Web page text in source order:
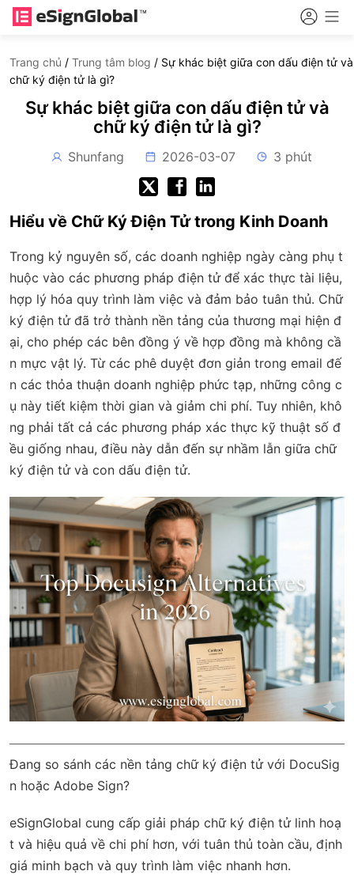
Trang chủ / Trung tâm blog / Sự khác biệt giữa con dấu điện tử và
chữ ký điện tử là gì?
Sự khác biệt giữa con dấu điện tử và
chữ ký điện tử là gì?
Shunfang 2026-03-07 3 phút
Hiểu về Chữ Ký Điện Tử trong Kinh Doanh
Trong kỷ nguyên số, các doanh nghiệp ngày càng phụ t
huộc vào các phương pháp điện tử để xác thực tài liệu,
hợp lý hóa quy trình làm việc và đảm bảo tuân thủ. Chữ
ký điện tử đã trở thành nền tảng của thương mại hiện đ
ại, cho phép các bên đồng ý về hợp đồng mà không cầ
n mực vật lý. Từ các phê duyệt đơn giản trong email đế
n các thỏa thuận doanh nghiệp phức tạp, những công c
ụ này tiết kiệm thời gian và giảm chi phí. Tuy nhiên, khô
ng phải tất cả các phương pháp xác thực kỹ thuật số đ
ều giống nhau, điều này dẫn đến sự nhầm lẫn giữa chữ
ký điện tử và con dấu điện tử.
Đang so sánh các nền tảng chữ ký điện tử với DocuSig
n hoặc Adobe Sign?
eSignGlobal cung cấp giải pháp chữ ký điện tử linh hoạ
t và hiệu quả về chi phí hơn, với tuân thủ toàn cầu, định
giá minh bạch và quy trình làm việc nhanh hơn.